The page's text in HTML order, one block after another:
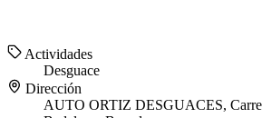
Actividades
Desguace
Dirección
AUTO ORTIZ DESGUACES,